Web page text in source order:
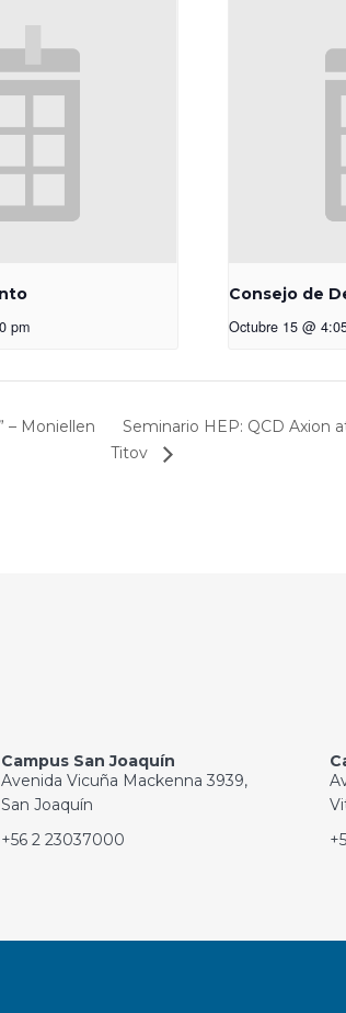
pm
Consejo de
Octubre 15 @
– Moniellen
Seminario HEP: QCD Axion
Titov
Campus San Joaquín
Avenida Vicuña Mackenna 3939,
San Joaquín
+56 2 23037000